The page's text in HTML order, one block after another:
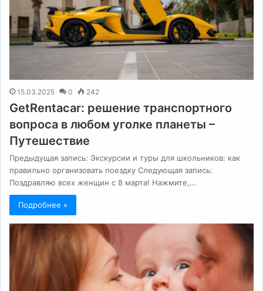
15.03.2025 0 242
GetRentacar: решение транспортного
вопроса в любом уголке планеты –
Путешествие
Предыдущая запись: Экскурсии и туры для школьников: как
правильно организовать поездку Следующая запись:
Поздравляю всех женщин с 8 марта! Нажмите,…
Подробнее »